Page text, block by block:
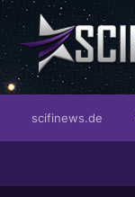
scifinews.de